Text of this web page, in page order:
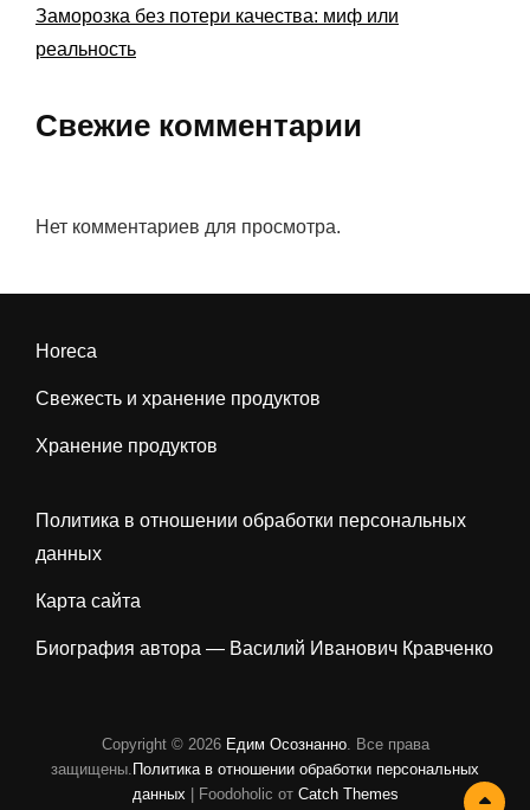
Заморозка без потери качества: миф или
реальность
Свежие комментарии
Нет комментариев для просмотра.
Horeca
Свежесть и хранение продуктов
Хранение продуктов
Политика в отношении обработки персональных
данных
Карта сайта
Биография автора — Василий Иванович Кравченко
Copyright © 2026 Едим Осознанно. Все права
защищены. Политика в отношении обработки персональных
данных | Foodoholic от Catch Themes